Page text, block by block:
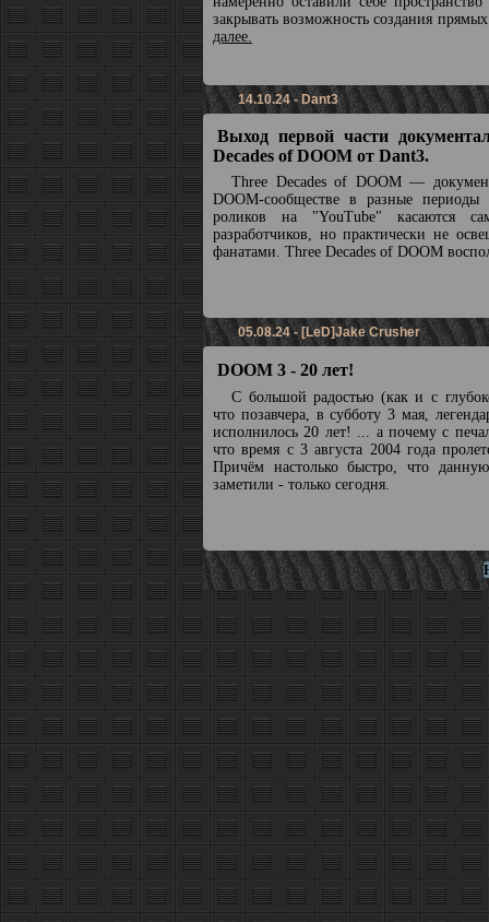
закрывать возможность создания
далее.
14.10.24 - Dant3
Выход первой части
Decades of DOOM от Dant3.
Three Decades of DOOM —
DOOM-сообществе в разные периоды
роликов на "YouTube" касаются
разработчиков, но практически не
фанатами. Three Decades of DOOM
05.08.24 - [LeD]Jake Crusher
DOOM 3 - 20 лет!
С большой радостью (как и с
что позавчера, в субботу 3 мая,
исполнилось 20 лет! ... а почему с
что время с 3 августа 2004 года
Причём настолько быстро, что
заметили - только сегодня.